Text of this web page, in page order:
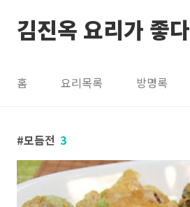
김진옥 요리가 좋다
홈 요리목록 방명록
모듬전 3